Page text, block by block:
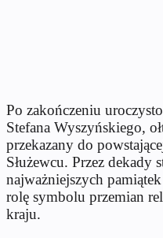
Po zakończeniu
Stefana Wyszyńskiego,
przekazany do
Służewcu. Przez dekady
najważniejszych
rolę symbolu przemian
kraju.